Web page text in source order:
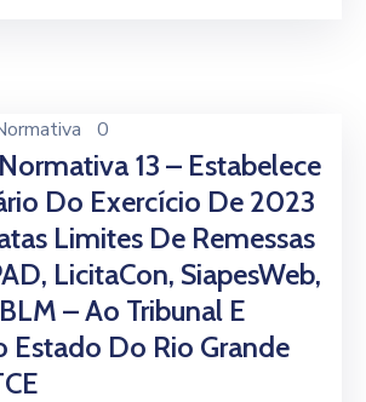
0
13 – Estabelece
Do Exercício De 2023
Limites De Remessas
LicitaCon, SiapesWeb,
– Ao Tribunal E
Estado Do Rio Grande